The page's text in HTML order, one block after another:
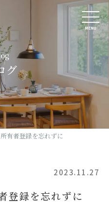
MENU
グ
有者登録を忘れずに
2023.11.27
登録を忘れずに